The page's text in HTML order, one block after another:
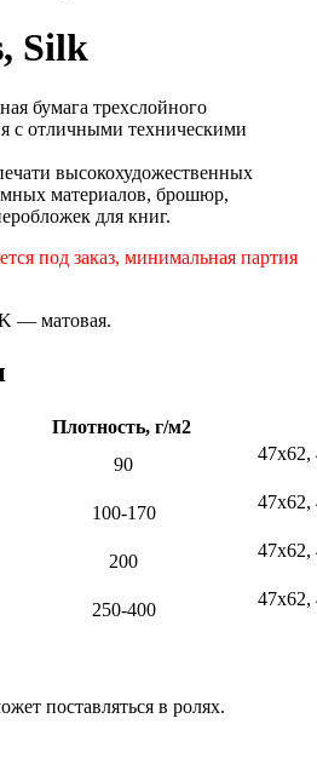
Silk
бумага трехслойного
с отличными техническими
высокохудожественных
материалов, брошюр,
для книг.
под заказ, минимальная партия
— матовая.
Плотность, г/м2
90
47х62,
100-170
47х62,
200
47х62,
250-400
47х62,
поставляться в ролях.